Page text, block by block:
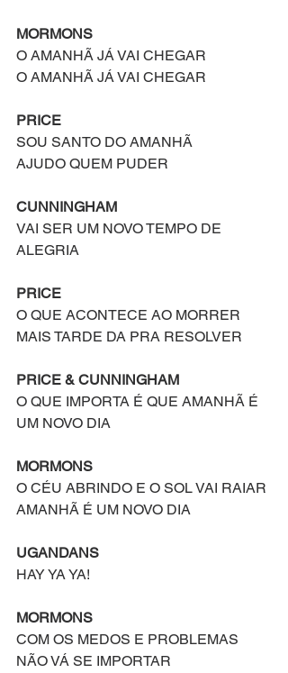
MORMONS
O AMANHÃ JÁ VAI CHEGAR
O AMANHÃ JÁ VAI CHEGAR
PRICE
SOU SANTO DO AMANHÃ
AJUDO QUEM PUDER
CUNNINGHAM
VAI SER UM NOVO TEMPO DE
ALEGRIA
PRICE
O QUE ACONTECE AO MORRER
MAIS TARDE DA PRA RESOLVER
PRICE & CUNNINGHAM
O QUE IMPORTA É QUE AMANHÃ É
UM NOVO DIA
MORMONS
O CÉU ABRINDO E O SOL VAI RAIAR
AMANHÃ É UM NOVO DIA
UGANDANS
HAY YA YA!
MORMONS
COM OS MEDOS E PROBLEMAS
NÃO VÁ SE IMPORTAR